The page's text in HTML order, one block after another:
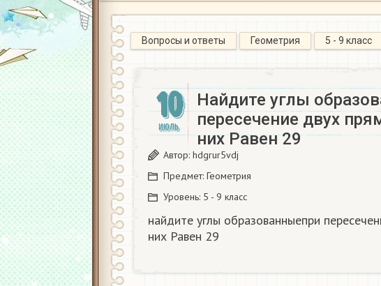
Вопросы и ответы Геометрия 5 - 9 класс
10
ИЮЛЬ
Найдите углы
пересечение двух
них Равен 29​
Автор: hdgrur5vdj
Предмет: Геометрия
Уровень: 5 - 9 класс
найдите углы образованныепри
них Равен 29​